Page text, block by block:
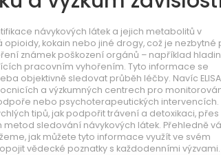
návykových látek a jejich metabolitů v
kokain nebo jiné drogy, což je nezbytné
známek poškození orgánů – například
pracovním vyhořením. Tyto informace se
objektivně sledovat průběh léčby. Navíc ELISA
a výzkumných centrech pro
nebo psychoterapeutických intervencích.
tipů, jak podpořit trávení a detoxikaci, přes
sledování návykových látek. Přehledně
jak můžete tyto informace využít ve svém
vědecké poznatky s každodenními výzvami.